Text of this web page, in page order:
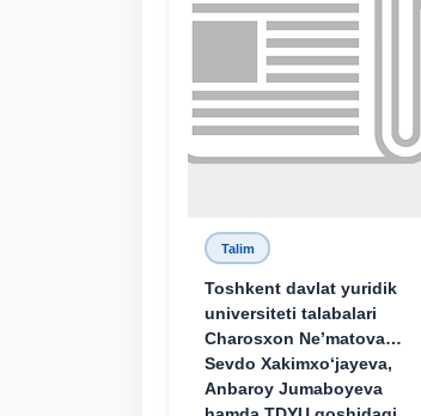
Talim
Toshkent davlat yuridik
universiteti talabalari
Charosxon Ne’matova,
Sevdo Xakimxo‘jayeva,
Anbaroy Jumaboyeva